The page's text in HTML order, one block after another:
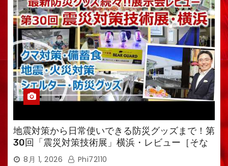
地震対策から日常使いできる防災グッズまで！第
30回「震災対策技術展」横浜・レビュー［そな
えるTV・高荷智也］
8月 1, 2026 Phi72110